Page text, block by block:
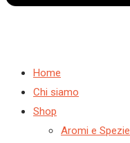
Home
Chi siamo
Shop
Aromi e Spezie